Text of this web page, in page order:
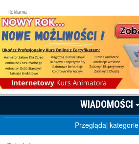
Reklama
WIADOMOŚCI
Przeglądaj kategorie